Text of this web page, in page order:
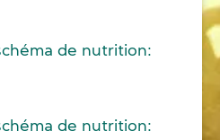
de nutrition:
de nutrition: